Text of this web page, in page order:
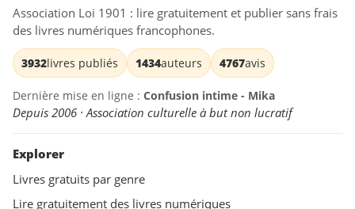
Association Loi 1901 : lire gratuitement et publier sans frais
des livres numériques francophones.
3932livres publiés 1434auteurs 4767avis
Dernière mise en ligne : Confusion intime - Mika
Depuis 2006 · Association culturelle à but non lucratif
Explorer
Livres gratuits par genre
Lire gratuitement des livres numériques